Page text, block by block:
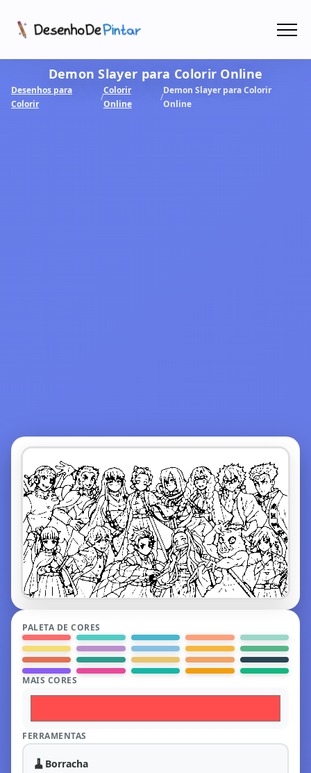
Coletâneas de Desenhos - PDF
Colorir Online
Demon Slayer para Colorir Online
Desenhos para
Colorir
/
Colorir
Online
/
Demon Slayer para Colorir
Online
PALETA DE CORES
MAIS CORES
FERRAMENTAS
🧹 Borracha